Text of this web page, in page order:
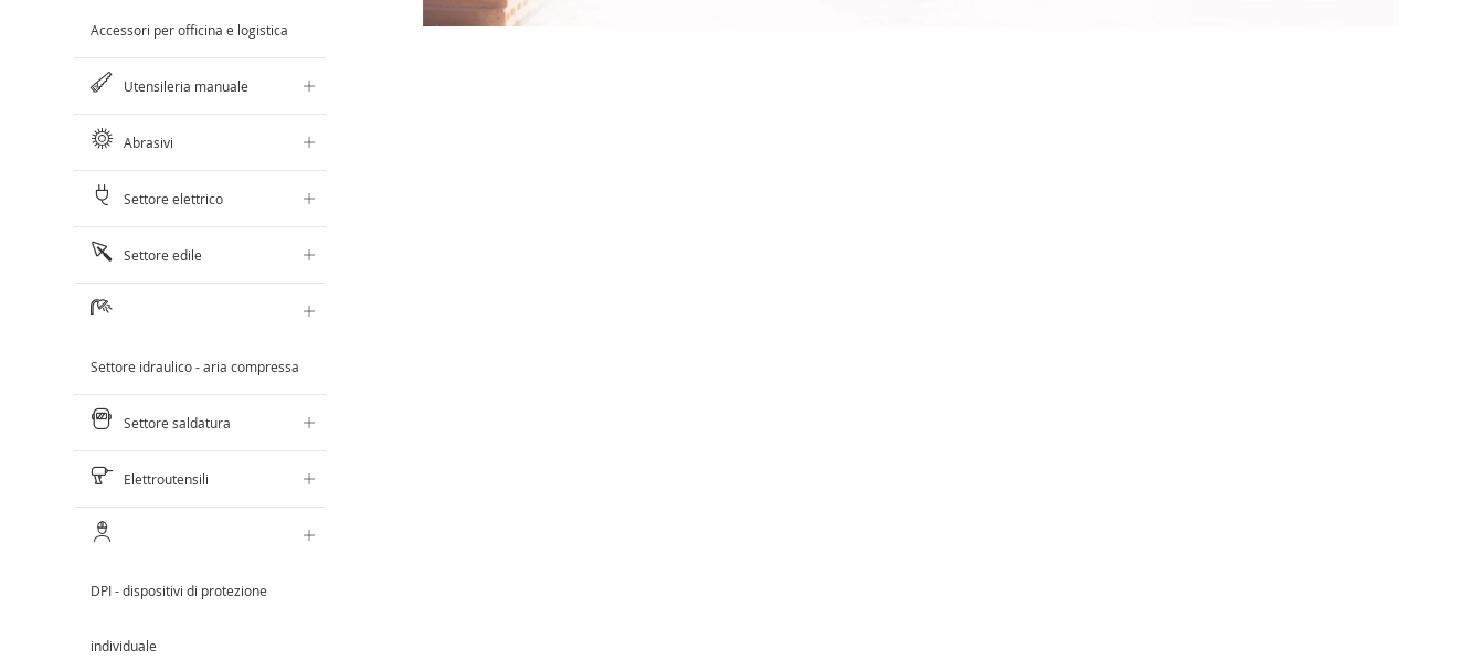
Accessori per officina e logistica
Utensileria manuale
Abrasivi
Settore elettrico
Settore edile
Settore idraulico - aria compressa
Settore saldatura
Elettroutensili
DPI - dispositivi di protezione
individuale